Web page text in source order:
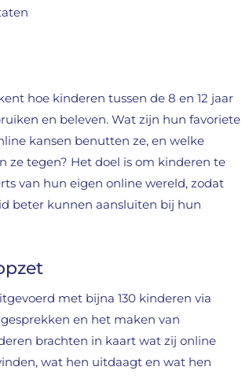
hoe kinderen tussen de 8 en 12 jaar
en beleven. Wat zijn hun favoriete
kansen benutten ze, en welke
ze tegen? Het doel is om kinderen te
van hun eigen online wereld, zodat
beter kunnen aansluiten bij hun
met bijna 130 kinderen via
en het maken van
brachten in kaart wat zij online
wat hen uitdaagt en wat hen